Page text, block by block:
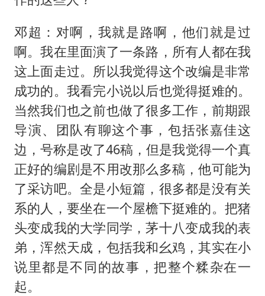
邓超：对啊，我就是路啊，他们就是过
啊。我在里面演了一条路，所有人都在我
这上面走过。所以我觉得这个改编是非常
成功的。我看完小说以后也觉得挺难的。
当然我们也之前也做了很多工作，前期跟
导演、团队有聊这个事，包括张嘉佳这
边，号称是改了46稿，但是我觉得一个真
正好的编剧是不用改那么多稿，他可能为
了采访吧。全是小短篇，很多都是没有关
系的人，要坐在一个屋檐下挺难的。把猪
头变成我的大学同学，茅十八变成我的表
弟，浑然天成，包括我和幺鸡，其实在小
说里都是不同的故事，把整个糅杂在一
起。